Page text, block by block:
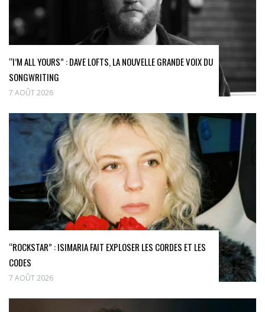
“I’M ALL YOURS” : DAVE LOFTS, LA NOUVELLE GRANDE VOIX DU
SONGWRITING
7 AOÛT 2026
“ROCKSTAR” : ISIMARIA FAIT EXPLOSER LES CORDES ET LES
CODES
7 AOÛT 2026